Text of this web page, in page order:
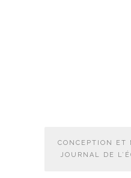
CONCEPTION ET
JOURNAL DE